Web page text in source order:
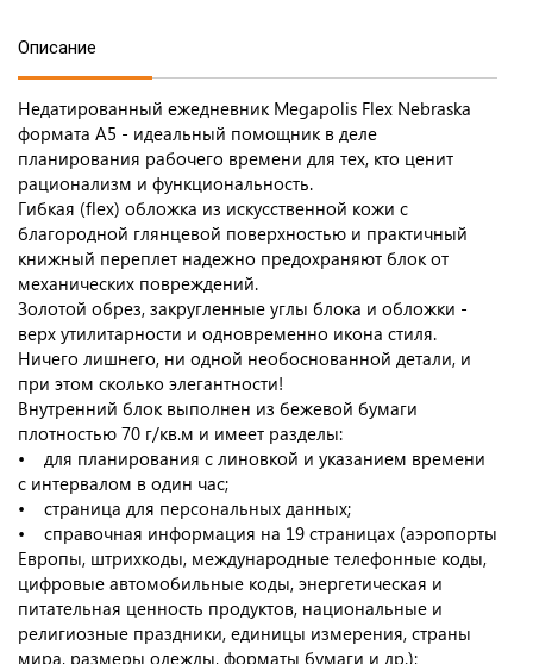
Описание
Недатированный ежедневник Megapolis Flex Nebraska
формата А5 - идеальный помощник в деле
планирования рабочего времени для тех, кто ценит
рационализм и функциональность.
Гибкая (flex) обложка из искусственной кожи с
благородной глянцевой поверхностью и практичный
книжный переплет надежно предохраняют блок от
механических повреждений.
Золотой обрез, закругленные углы блока и обложки -
верх утилитарности и одновременно икона стиля.
Ничего лишнего, ни одной необоснованной детали, и
при этом сколько элегантности!
Внутренний блок выполнен из бежевой бумаги
плотностью 70 г/кв.м и имеет разделы:
• для планирования с линовкой и указанием времени
с интервалом в один час;
• страница для персональных данных;
• справочная информация на 19 страницах (аэропорты
Европы, штрихкоды, международные телефонные коды,
цифровые автомобильные коды, энергетическая и
питательная ценность продуктов, национальные и
религиозные праздники, единицы измерения, страны
мира, размеры одежды, форматы бумаги и др.);